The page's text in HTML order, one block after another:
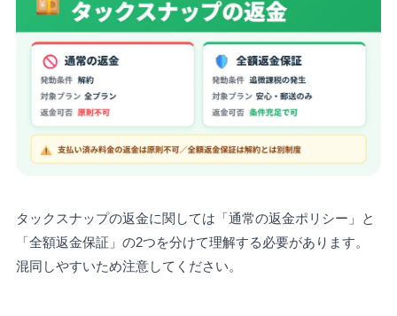
タックスナップの返金に関しては「通常の返金ポリシー」と
「全額返金保証」の2つを分けて理解する必要があります。
混同しやすいため注意してください。